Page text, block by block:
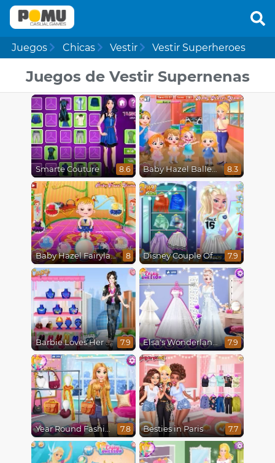
Juegos Chicas Vestir Vestir Superheroes
Juegos de Vestir Supernenas
Smarte Couture 8.6 Baby Hazel Ballerina Dance 8.3
Baby Hazel Fairyland Ballet 8 Disney Couple Of The Year 7.9
Barbie Loves Her Job 7.9 Elsa's Wonderland Wedding 7.9
Year Round Fashionista Rapunzel 7.8 Besties in Paris 7.7